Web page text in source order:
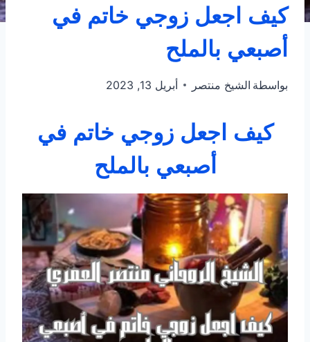
كيف اجعل زوجي خاتم في
أصبعي بالملح
بواسطة الشيخ منتصر أبريل 13, 2023
كيف اجعل زوجي خاتم في
أصبعي بالملح